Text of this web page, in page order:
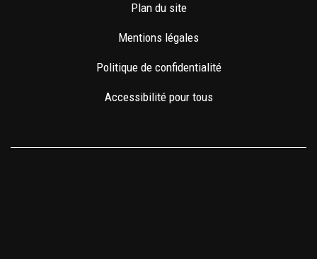
Plan du site
Mentions légales
Politique de confidentialité
Accessibilité pour tous